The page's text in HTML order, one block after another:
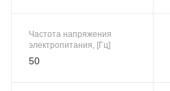
Частота напряжения
электропитания, [Гц]
50